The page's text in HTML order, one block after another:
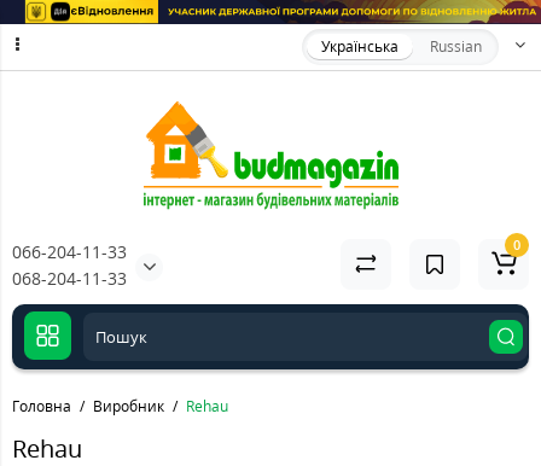
Українська Russian
066-204-11-33
068-204-11-33
0
Головна Виробник Rehau
Rehau